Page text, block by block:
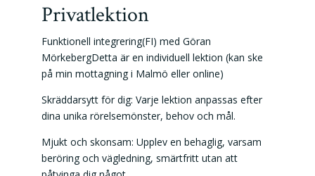
Privatlektion
Funktionell integrering(FI) med Göran
MörkebergDetta är en individuell lektion (kan ske
på min mottagning i Malmö eller online)
Skräddarsytt för dig: Varje lektion anpassas efter
dina unika rörelsemönster, behov och mål.
Mjukt och skonsam: Upplev en behaglig, varsam
beröring och vägledning, smärtfritt utan att